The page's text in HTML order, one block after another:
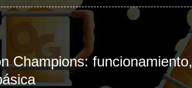
Champions: funcionamiento,